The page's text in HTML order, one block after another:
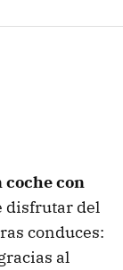
con
disfrutar del
conduces:
al